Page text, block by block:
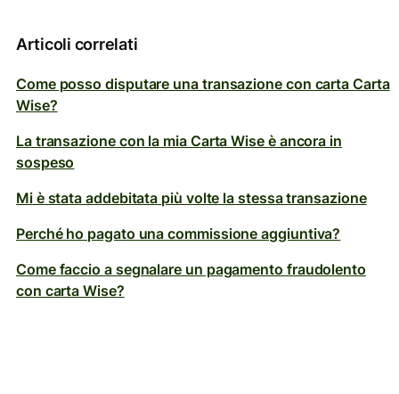
Articoli correlati
Come posso disputare una transazione con carta Carta
Wise?
La transazione con la mia Carta Wise è ancora in
sospeso
Mi è stata addebitata più volte la stessa transazione
Perché ho pagato una commissione aggiuntiva?
Come faccio a segnalare un pagamento fraudolento
con carta Wise?